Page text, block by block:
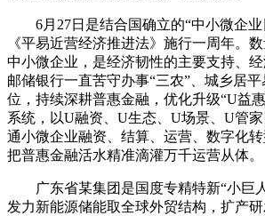
6月27日是结合国确立的“中小微企业
《平易近营经济推进法》施行一周年。
中小微企业，是经济韧性的主要支持、经
邮储银行一直苦守办事“三农”、城乡居
位，持续深耕普惠金融，优化升级“U益
系统，以U融资、U生态、U场景、U管
通小微企业融资、结算、运营、数字化
把普惠金融活水精准滴灌万千运营从体。
广东省某集团是国度专精特新“小巨
发力新能源储能取全球外贸结构，扩产